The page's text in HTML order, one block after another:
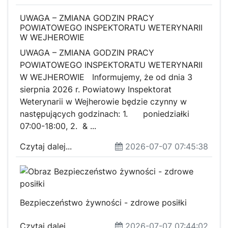
UWAGA – ZMIANA GODZIN PRACY
POWIATOWEGO INSPEKTORATU WETERYNARII
W WEJHEROWIE
UWAGA – ZMIANA GODZIN PRACY
POWIATOWEGO INSPEKTORATU WETERYNARII
W WEJHEROWIE Informujemy, że od dnia 3
sierpnia 2026 r. Powiatowy Inspektorat
Weterynarii w Wejherowie będzie czynny w
następujących godzinach: 1. poniedziałki
07:00-18:00, 2. & ...
Czytaj dalej...
2026-07-07 07:45:38
Bezpieczeństwo żywności - zdrowe posiłki
Czytaj dalej... 2026-07-07 07:44:02